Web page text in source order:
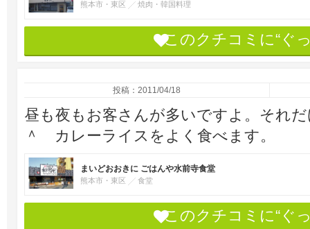
熊本市・東区 焼肉・韓国料理
このクチコミに“ぐ
投稿：2011/04/18
昼も夜もお客さんが多いですよ。それ
＾ カレーライスをよく食べます。
まいどおおきに ごはんや水前寺食堂
熊本市・東区 食堂
このクチコミに“ぐ